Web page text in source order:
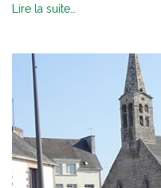
Lire la suite…